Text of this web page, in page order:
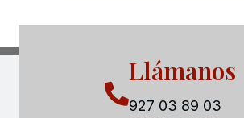
Llámanos
927 03 89 03